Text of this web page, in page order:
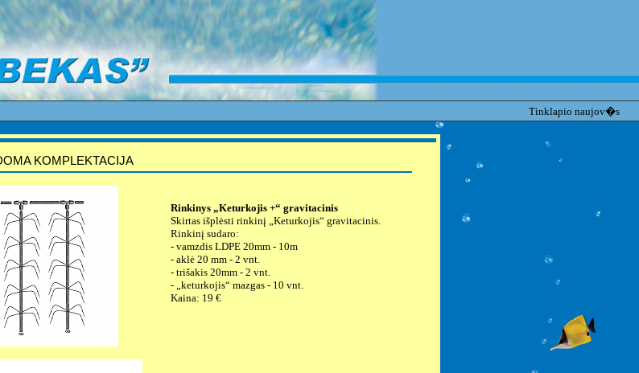
Tinklapio naujov�s
KOMPLEKTACIJA
Rinkinys „Keturkojis +“ gravitacinis
Skirtas išplėsti rinkinį „Keturkojis“ gravitacinis.
Rinkinį sudaro:
- vamzdis LDPE 20mm - 10m
- aklė 20 mm - 2 vnt.
- trišakis 20mm - 2 vnt.
- „keturkojis“ mazgas - 10 vnt.
Kaina: 19 €